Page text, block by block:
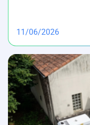
11/06/2026